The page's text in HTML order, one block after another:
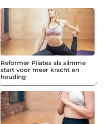
Reformer Pilates als slimme
start voor meer kracht en
houding